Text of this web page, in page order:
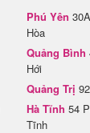
Phú Yên
Hòa
Quảng Bình
Hới
Quảng Trị
Hà Tĩnh 54
Tĩnh